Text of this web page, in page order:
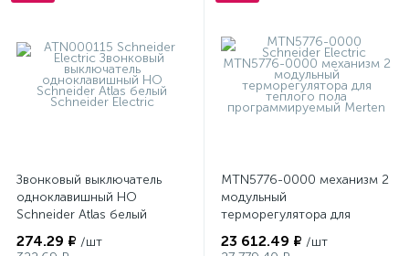
Звонковый выключатель
одноклавишный НО
Schneider Atlas белый
274.29 ₽ /шт
MTN5776-0000 механизм 2
модульный
терморегулятора для
программируемый Merten
23 612.49 ₽ /шт